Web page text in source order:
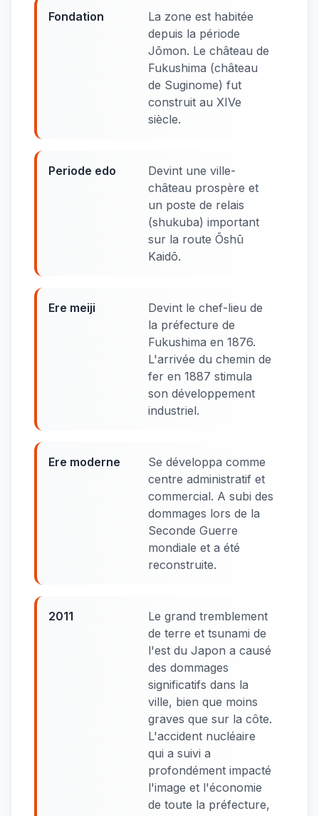
Fondation
La zone est habitée
depuis la période
Jōmon. Le château de
Fukushima (château
de Suginome) fut
construit au XIVe
siècle.
Periode edo
Devint une ville-
château prospère et
un poste de relais
(shukuba) important
sur la route Ōshū
Kaidō.
Ere meiji
Devint le chef-lieu de
la préfecture de
Fukushima en 1876.
L'arrivée du chemin de
fer en 1887 stimula
son développement
industriel.
Ere moderne
Se développa comme
centre administratif et
commercial. A subi des
dommages lors de la
Seconde Guerre
mondiale et a été
reconstruite.
2011
Le grand tremblement
de terre et tsunami de
l'est du Japon a causé
des dommages
significatifs dans la
ville, bien que moins
graves que sur la côte.
L'accident nucléaire
qui a suivi a
profondément impacté
l'image et l'économie
de toute la préfecture,